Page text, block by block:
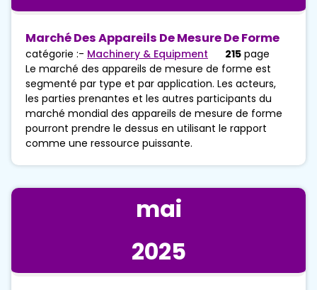
Marché Des Appareils De Mesure De Forme
catégorie :- Machinery & Equipment 215 page
Le marché des appareils de mesure de forme est
segmenté par type et par application. Les acteurs,
les parties prenantes et les autres participants du
marché mondial des appareils de mesure de forme
pourront prendre le dessus en utilisant le rapport
comme une ressource puissante.
mai
2025